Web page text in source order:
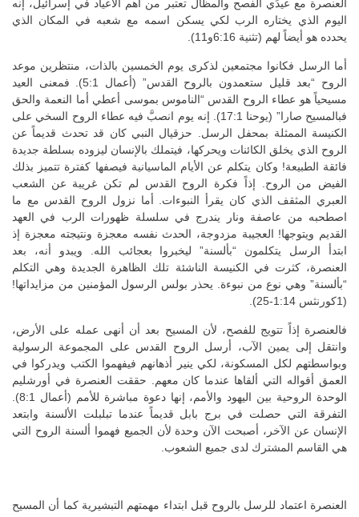
العنصرة مع عيدَي الفصح والمظال تعتبر من أهم الأعياد في إسرائيل، إنه
اليوم الذي يختاره الرب لكي يسكن اسمه مع شعبه في المكان الذي
يحدده هو أيضاً لهم (تثنية 6:16و11).
أما الرسل فكانوا مجتمعين لذكرى يوم الخمسين بالذات، منتظرين موعد
الروح “بعد قليل ستعمدون بالروح القدس” (أعمال 5:1). فمعنى العيد
مسيحياً هو عطاء الروح القدس “الناموس بموسى أعطي أما النعمة والحق
فبالمسيح صارا” (يوحنا 17:1). إنه يوم انصبَّ فيه عطاء الروح السخي على
الكنيسة الممثلة بمحفل الرسل. حزقيال النبي كان قد تحدث قديماً عن
الروح الذي يخلق الكائنات ويحركها، فيتملك بالإنسان ليزوده بسلطة جديدة
فائقة الطبيعة! وكان يتكلم عن الأيام الماسيانية فيصفها كفترة تتميز بذلك
الفيض من الروح. إذاً فكرة الروح القدس لم تكن غريبة عن الشعب
العبري المثقف الذي كان يقرأ النبوءات. أما نزول الروح القدس مع ما
اصطحبه من عاصفة ونار يندرج في سلسلة ظهورات الرب في العهد
القديم ويتوجها! العجيبة مزدوجة، الحدث نفسه معجزة ونتيجته معجزة إذ
ابتدأ الرسل يتكلمون “بألسنة” ليخبروا بعجائب الله. ويبدو أنه، بعد
العنصرة، كثرت في الكنيسة الناشئة تلك الظاهرة الجديدة وهي التكلم
“بألسنة” وهي نوع من نبوءة. يحذر بولس الرسول المؤمنين من مزايداتها!
(1كورنثس 1:14-25).
فالعنصرة إذاً تتويج للفصح، لأن المسيح بعد أن أنهى عمله على الأرض،
وانتقل إلى يمين الآب، أرسل الروح القدس على المجموعة الرسولية
وبواسطتهم لكل المسكونة، لكي ينير أذهانهم فيفهموا الكتب ويدركوا في
العمق أقواله التي ألقاها عندما كان معهم. حققت العنصرة في أورشليم
الوحدة الروحية بين اليهود والأمم، إنها دعوة مباشرة للأمم (أعمال 8:1).
التفرقة التي حصلت في برج بابل قديماً عندما تبلبلت الألسنة وابتعد
الإنسان عن الآخر، أصبحت الآن وحدة لأن الجميع فهموا ألسنة الروح التي
هي القاسم المشترك لدى جميع الشعوب.
العنصرة اعتماد للرسل بالروح قبل ابتداء مهمتهم التبشيرية كما أن المسيح